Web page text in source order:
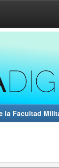
la Facultad